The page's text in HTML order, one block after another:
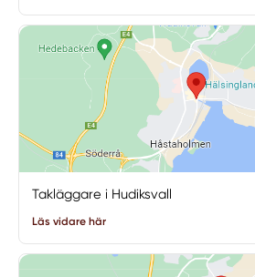
Takläggare i Hudiksvall
Läs vidare här